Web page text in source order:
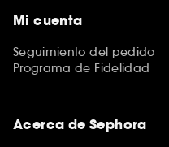
Mi cuenta
Seguimiento del pedido
Programa de Fidelidad
Acerca de Sephora